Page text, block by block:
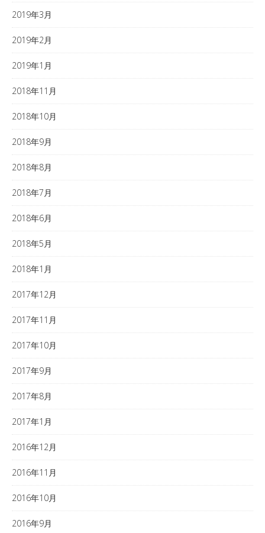
2019年3月
2019年2月
2019年1月
2018年11月
2018年10月
2018年9月
2018年8月
2018年7月
2018年6月
2018年5月
2018年1月
2017年12月
2017年11月
2017年10月
2017年9月
2017年8月
2017年1月
2016年12月
2016年11月
2016年10月
2016年9月